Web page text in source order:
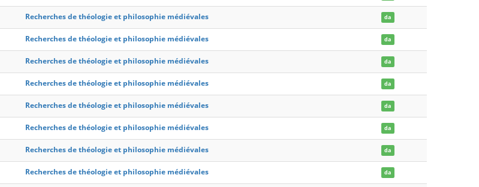
Recherches de théologie et philosophie médiévales da
Recherches de théologie et philosophie médiévales da
Recherches de théologie et philosophie médiévales da
Recherches de théologie et philosophie médiévales da
Recherches de théologie et philosophie médiévales da
Recherches de théologie et philosophie médiévales da
Recherches de théologie et philosophie médiévales da
Recherches de théologie et philosophie médiévales da